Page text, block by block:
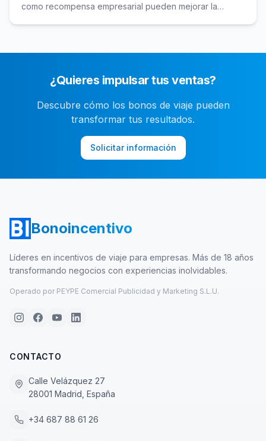
como recompensa empresarial pueden mejorar la
¿Quieres impulsar tus ventas?
Descubre cómo los bonos de viaje pueden
transformar tus resultados.
Solicitar información
Bonoincentivo
Líderes en incentivos de viaje para empresas. Más de 18 años
transformando negocios con experiencias inolvidables.
Operado por PEYPE Comercial Publicidad y Marketing S.L.U.
CONTACTO
Calle Velázquez 27
28001 Madrid, España
+34 687 88 61 26